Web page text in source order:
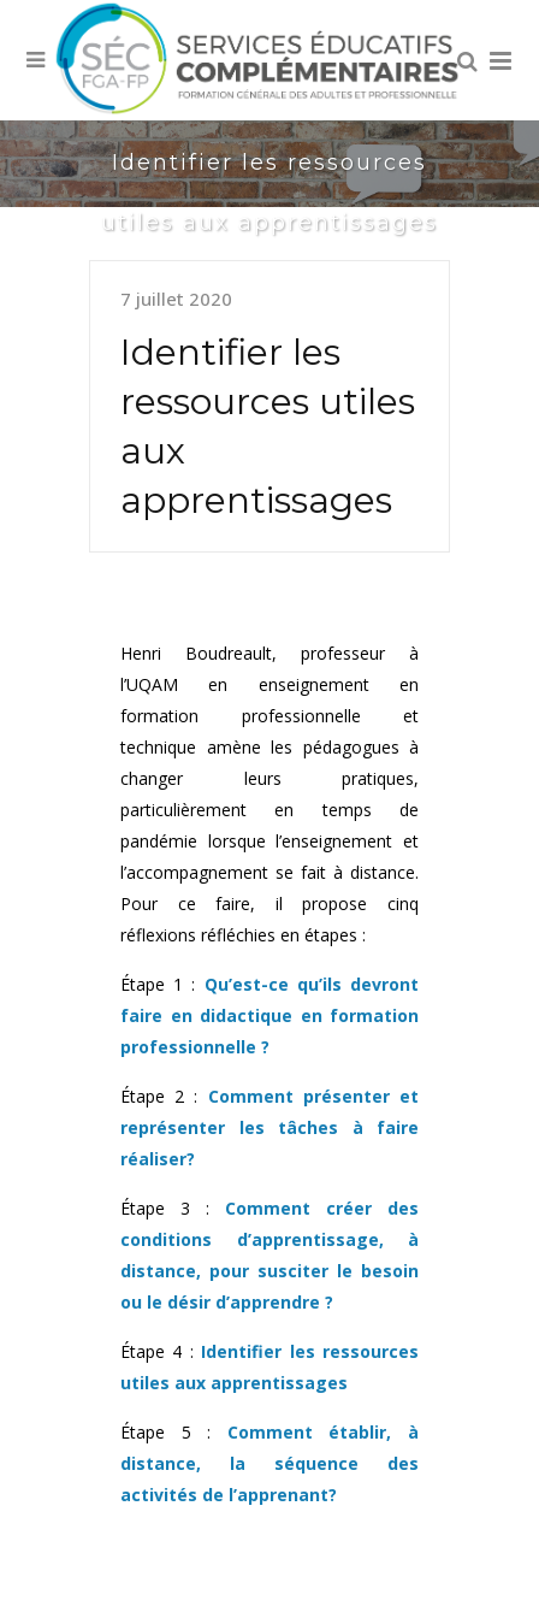
Identifier les ressources
utiles aux apprentissages
7 juillet 2020
Identifier les
ressources utiles
aux
apprentissages
Henri Boudreault, professeur à
l’UQAM en enseignement en
formation professionnelle et
technique amène les pédagogues à
changer leurs pratiques,
particulièrement en temps de
pandémie lorsque l’enseignement et
l’accompagnement se fait à distance.
Pour ce faire, il propose cinq
réflexions réfléchies en étapes :
Étape 1 : Qu’est-ce qu’ils devront
faire en didactique en formation
professionnelle ?
Étape 2 : Comment présenter et
représenter les tâches à faire
réaliser?
Étape 3 : Comment créer des
conditions d’apprentissage, à
distance, pour susciter le besoin
ou le désir d’apprendre ?
Étape 4 : Identifier les ressources
utiles aux apprentissages
Étape 5 : Comment établir, à
distance, la séquence des
activités de l’apprenant?